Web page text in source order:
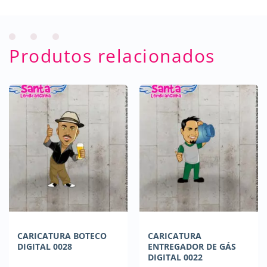
Produtos relacionados
CARICATURA BOTECO
DIGITAL 0028
CARICATURA
ENTREGADOR DE GÁS
DIGITAL 0022